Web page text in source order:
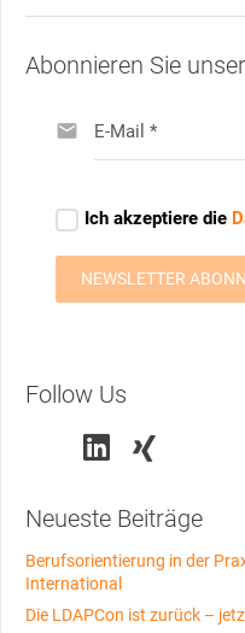
nach:
Abonnieren Sie
Follow Us
Neueste Beiträge
Berufsorientierung in der
International
Die LDAPCon ist zurück –